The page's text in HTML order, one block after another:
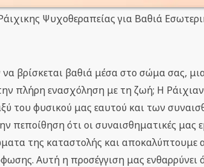
Ψυχοθεραπείας για Βαθιά
βρίσκεται βαθιά μέσα στο σώμα σας,
πλήρη ενασχόληση με τη ζωή; Η
του φυσικού μας εαυτού και των
πεποίθηση ότι οι συναισθηματικές μας
της καταστολής και αποκαλύπτουμε
Αυτή η προσέγγιση μας ενθαρρύνει